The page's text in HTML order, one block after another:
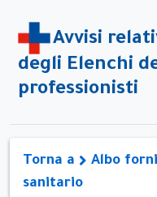
Avvisi
degli Elenchi
professionisti
Torna a
Albo
sanitario